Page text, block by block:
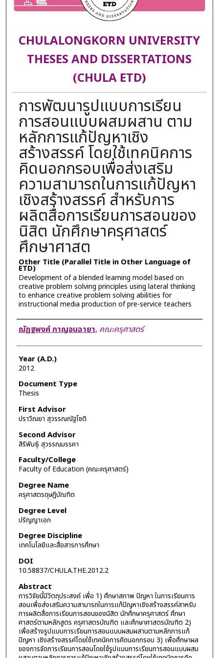
CHULALONGKORN UNIVERSITY
THESES AND DISSERTATIONS
(CHULA ETD)
การพัฒนารูปแบบการเรียน
การสอนแบบผสมผสาน ตาม
หลักการแก้ปัญหาเชิง
สร้างสรรค์ โดยใช้เทคนิคการ
คิดนอกกรอบเพื่อส่งเสริม
ความสามารถในการแก้ปัญหา
เชิงสร้างสรรค์ สำหรับการ
ผลิตสื่อการเรียนการสอนของ
นิสิต นักศึกษาครุศาสตร์
ศึกษาศาสต
Other Title (Parallel Title in Other Language of
ETD)
Development of a blended learning model based on
creative problem solving principles using lateral thinking
to enhance creative problem solving abilities for
instructional media production of pre-service teachers
Author
ณัฏฐพงศ์ กาญจนฉายา, คณะครุศาสตร์
Year (A.D.)
2012
Document Type
Thesis
First Advisor
ปราวีณยา สุวรรณณัฐโชติ
Second Advisor
สิริพันธุ์ สุวรรณมรรคา
Faculty/College
Faculty of Education (คณะครุศาสตร์)
Degree Name
ครุศาสตรดุษฎีบัณฑิต
Degree Level
ปริญญาเอก
Degree Discipline
เทคโนโลยีและสื่อสารการศึกษา
DOI
10.58837/CHULA.THE.2012.2
Abstract
การวิจัยนี้มีวัตถุประสงค์ เพื่อ 1) ศึกษาสภาพ ปัญหา ในการเรียนการ
สอนเพื่อส่งเสริมความสามารถในการแก้ปัญหาเชิงสร้างสรรค์สาหรับ
การผลิตสื่อการเรียนการสอนของนิสิต นักศึกษาครุศาสตร์ ศึกษา
ศาสตร์ตามหลักสูตร ครุศาสตรบัณฑิต และศึกษาศาสตรบัณฑิต 2)
เพื่อสร้างรูปแบบการเรียนการสอนแบบผสมผสานตามหลักการแก้
ปัญหา เชิงสร้างสรรค์โดยใช้เทคนิคการคิดนอกกรอบ 3) เพื่อศึกษาผล
ของการจัดการเรียนการสอนโดยใช้รูปแบบการเรียนการสอนแบบผสม